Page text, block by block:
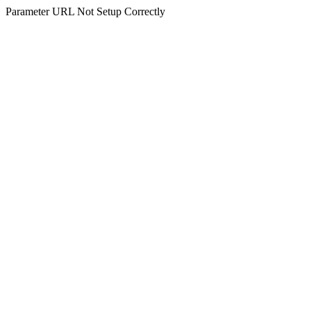
Parameter URL Not Setup Correctly